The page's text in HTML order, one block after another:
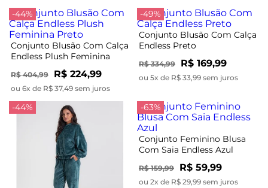
-44%
Conjunto Blusão Com Calça
Endless Plush Feminina
R$ 404,99 R$ 224,99
ou 6x de R$ 37,49 sem juros
-49%
Conjunto Blusão Com Calça
Endless Preto
R$ 334,99 R$ 169,99
ou 5x de R$ 33,99 sem juros
-44% -63%
Conjunto Feminino Blusa
Com Saia Endless Azul
R$ 159,99 R$ 59,99
ou 2x de R$ 29,99 sem juros